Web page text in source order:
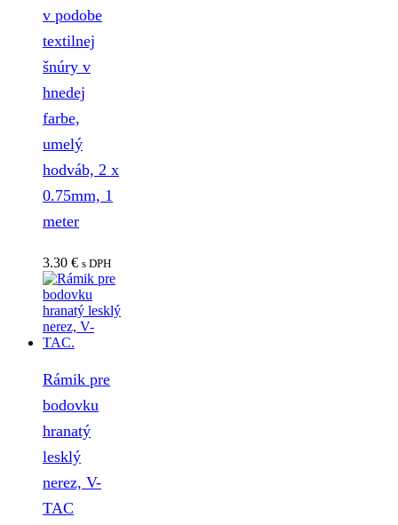
v podobe
textilnej
šnúry v
hnedej
farbe,
umelý
hodváb, 2 x
0.75mm, 1
meter
3.30 € s DPH
Rámik pre
bodovku
hranatý
lesklý
nerez, V-
TAC